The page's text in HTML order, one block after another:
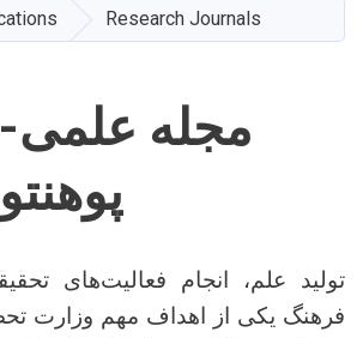
main
content
Research Journals
مجله
تولید علم، انجام فعالیت‌های
فرهنگ یکی از اهداف مهم وزارت